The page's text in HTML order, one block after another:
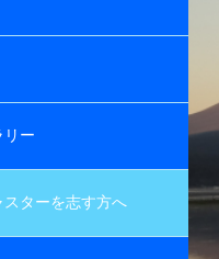
リー
スターを志す方へ